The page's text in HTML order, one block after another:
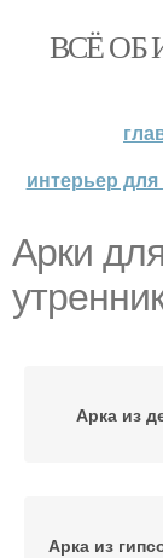
ВСЁ ОБ
интерьер
Арки
Арка из
Арка из